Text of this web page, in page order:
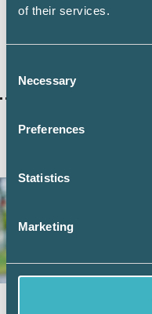
of their services.
Selection
Necessary
Preferences
Statistics
Marketing